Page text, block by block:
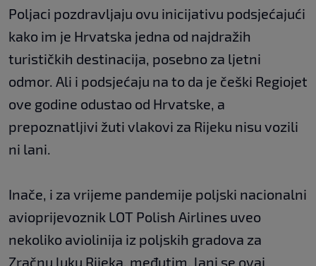
Poljaci pozdravljaju ovu inicijativu podsjećajući
kako im je Hrvatska jedna od najdražih
turističkih destinacija, posebno za ljetni
odmor. Ali i podsjećaju na to da je češki Regiojet
ove godine odustao od Hrvatske, a
prepoznatljivi žuti vlakovi za Rijeku nisu vozili
ni lani.
Inače, i za vrijeme pandemije poljski nacionalni
avioprijevoznik LOT Polish Airlines uveo
nekoliko aviolinija iz poljskih gradova za
Zračnu luku Rijeka, međutim, lani se ovaj